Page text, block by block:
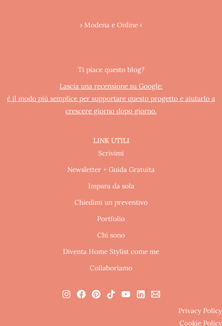
› Modena e Online ‹
Ti piace questo blog?
Lascia una recensione su Google:
è il modo più semplice per supportare questo progetto e aiutarlo a
crescere giorno dopo giorno.
LINK UTILI
Scrivimi
Newsletter + Guida Gratuita
Impara da sola
Chiedimi un preventivo
Portfolio
Chi sono
Diventa Home Stylist come me
Collaboriamo
Privacy Policy
Cookie Policy